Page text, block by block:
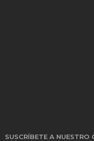
SUSCRÍBETE A NUESTRO